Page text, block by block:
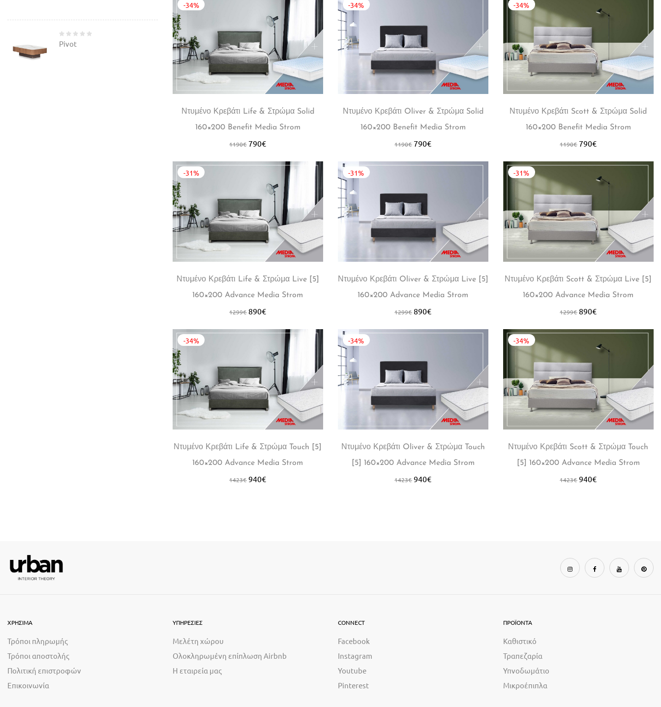
Pivot
-34%
Ντυμένο Κρεβάτι Life & Στρώμα Solid
160×200 Benefit Media Strom
1190€ 790€
-34%
Ντυμένο Κρεβάτι Oliver & Στρώμα Solid
160×200 Benefit Media Strom
1190€ 790€
-34%
Ντυμένο Κρεβάτι Scott & Στρώμα Solid
160×200 Benefit Media Strom
1190€ 790€
-31%
Ντυμένο Κρεβάτι Life & Στρώμα Live [5]
160×200 Advance Media Strom
1299€ 890€
-31%
Ντυμένο Κρεβάτι Oliver & Στρώμα Live [5]
160×200 Advance Media Strom
1299€ 890€
-31%
Ντυμένο Κρεβάτι Scott & Στρώμα Live [5]
160×200 Advance Media Strom
1299€ 890€
-34%
Ντυμένο Κρεβάτι Life & Στρώμα Touch [5]
160×200 Advance Media Strom
1423€ 940€
-34%
Ντυμένο Κρεβάτι Oliver & Στρώμα Touch
[5] 160×200 Advance Media Strom
1423€ 940€
-34%
Ντυμένο Κρεβάτι Scott & Στρώμα Touch
[5] 160×200 Advance Media Strom
1423€ 940€
ΧΡΗΣΙΜΑ
Τρόποι πληρωμής
Τρόποι αποστολής
Πολιτική επιστροφών
Επικοινωνία
ΥΠΗΡΕΣΙΕΣ
Μελέτη χώρου
Ολοκληρωμένη επίπλωση Airbnb
Η εταιρεία μας
CONNECT
Facebook
Instagram
Youtube
Pinterest
ΠΡΟΪΟΝΤΑ
Καθιστικό
Τραπεζαρία
Υπνοδωμάτιο
Μικροέπιπλα